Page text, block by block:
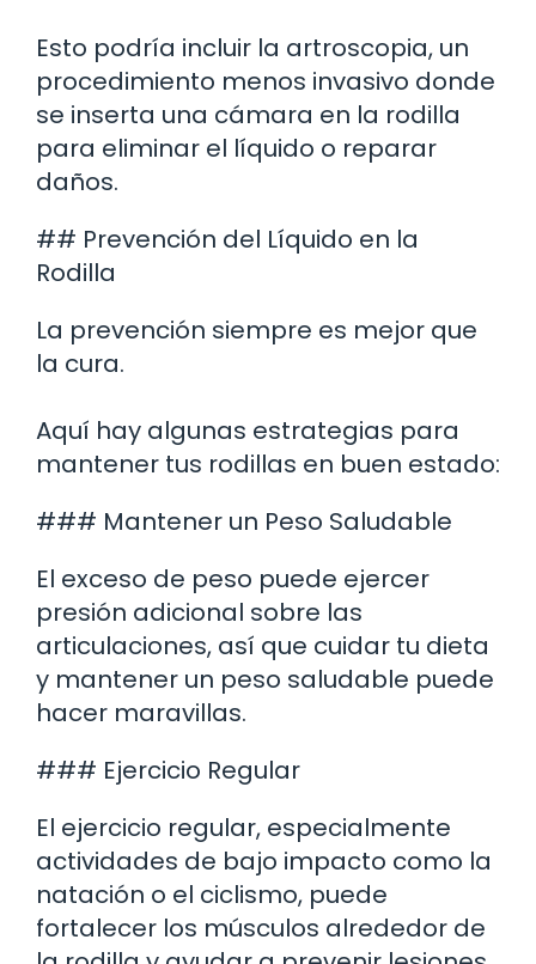
Esto podría incluir la artroscopia, un
procedimiento menos invasivo donde
se inserta una cámara en la rodilla
para eliminar el líquido o reparar
daños.
## Prevención del Líquido en la
Rodilla
La prevención siempre es mejor que
la cura.
Aquí hay algunas estrategias para
mantener tus rodillas en buen estado:
### Mantener un Peso Saludable
El exceso de peso puede ejercer
presión adicional sobre las
articulaciones, así que cuidar tu dieta
y mantener un peso saludable puede
hacer maravillas.
### Ejercicio Regular
El ejercicio regular, especialmente
actividades de bajo impacto como la
natación o el ciclismo, puede
fortalecer los músculos alrededor de